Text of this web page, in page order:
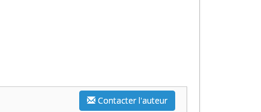
Contacter l'auteur